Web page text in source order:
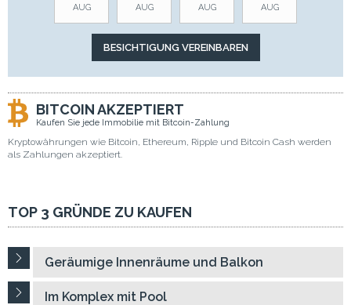
AUG AUG AUG AUG
BITCOIN AKZEPTIERT
Kaufen Sie jede Immobilie mit Bitcoin-Zahlung
Kryptowährungen wie Bitcoin, Ethereum, Ripple und Bitcoin Cash werden
als Zahlungen akzeptiert.
TOP 3 GRÜNDE ZU KAUFEN
Geräumige Innenräume und Balkon
Im Komplex mit Pool